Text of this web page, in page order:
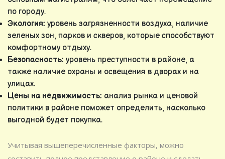
по городу.
Экология: уровень загрязненности воздуха, наличие
зеленых зон, парков и скверов, которые способствуют
комфортному отдыху.
Безопасность: уровень преступности в районе, а
также наличие охраны и освещения в дворах и на
улицах.
Цены на недвижимость: анализ рынка и ценовой
политики в районе поможет определить, насколько
выгодной будет покупка.
Учитывая вышеперечисленные факторы, можно